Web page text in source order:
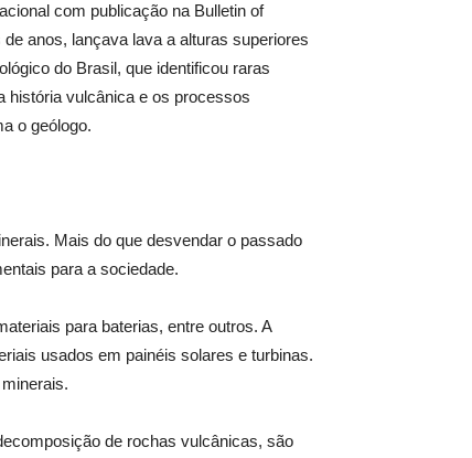
com publicação na Bulletin of
anos, lançava lava a alturas superiores
do Brasil, que identificou raras
história vulcânica e os processos
o geólogo.
Mais do que desvendar o passado
para a sociedade.
para baterias, entre outros. A
usados em painéis solares e turbinas.
de rochas vulcânicas, são